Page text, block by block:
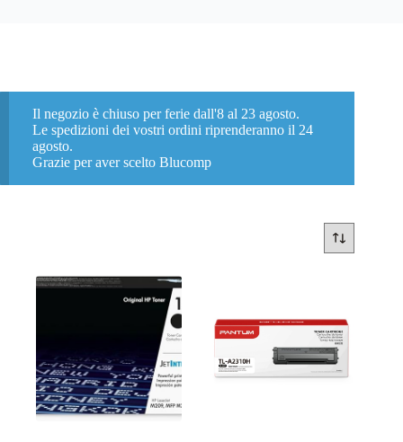
Il negozio è chiuso per ferie dall'8 al 23 agosto.
Le spedizioni dei vostri ordini riprenderanno il 24
agosto.
Grazie per aver scelto Blucomp